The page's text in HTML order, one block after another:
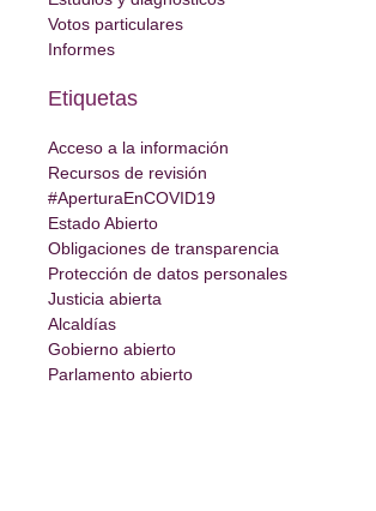
Votos particulares
Informes
Etiquetas
Acceso a la información
Recursos de revisión
#AperturaEnCOVID19
Estado Abierto
Obligaciones de transparencia
Protección de datos personales
Justicia abierta
Alcaldías
Gobierno abierto
Parlamento abierto